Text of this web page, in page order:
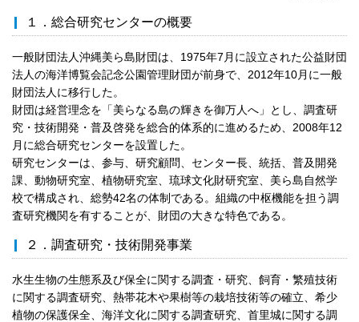
１．総合研究センターの概要
一般財団法人沖縄美ら島財団は、1975年7月に設立された公益財団
法人の海洋博覧会記念公園管理財団が前身で、2012年10月に一般
財団法人に移行した。
財団は経営理念を「美らなる島の輝きを御万人へ」とし、調査研
究・技術開発・普及啓発を総合的体系的に進めるため、2008年12
月に総合研究センターを設置した。
研究センターは、参与、研究顧問、センター長、統括、普及開発
課、動物研究室、植物研究室、琉球文化財研究室、美ら島自然学
校で構成され、総勢42名の体制である。組織の中枢機能を担う調
査研究機関を有することが、財団の大きな特色である。
２．調査研究・技術開発事業
水生生物の生態系及び保全に関する調査・研究、飼育・繁殖技術
に関する調査研究、熱帯花木や果樹等の栽培技術等の確立、希少
植物の保護保全、海洋文化に関する調査研究、首里城に関する調